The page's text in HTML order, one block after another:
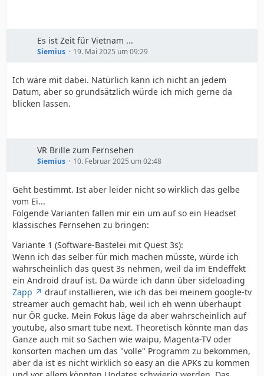
Es ist Zeit für Vietnam ...
Siemius 19. Mai 2025 um 09:29
Ich wäre mit dabei. Natürlich kann ich nicht an jedem
Datum, aber so grundsätzlich würde ich mich gerne da
blicken lassen.
VR Brille zum Fernsehen
Siemius 10. Februar 2025 um 02:48
Geht bestimmt. Ist aber leider nicht so wirklich das gelbe
vom Ei...
Folgende Varianten fallen mir ein um auf so ein Headset
klassisches Fernsehen zu bringen:
Variante 1 (Software-Bastelei mit Quest 3s):
Wenn ich das selber für mich machen müsste, würde ich
wahrscheinlich das quest 3s nehmen, weil da im Endeffekt
ein Android drauf ist. Da würde ich dann über sideloading
Zapp
drauf installieren, wie ich das bei meinem google-tv
streamer auch gemacht hab, weil ich eh wenn überhaupt
nur ÖR gucke. Mein Fokus läge da aber wahrscheinlich auf
youtube, also smart tube next. Theoretisch könnte man das
Ganze auch mit so Sachen wie waipu, Magenta-TV oder
konsorten machen um das "volle" Programm zu bekommen,
aber da ist es nicht wirklich so easy an die APKs zu kommen